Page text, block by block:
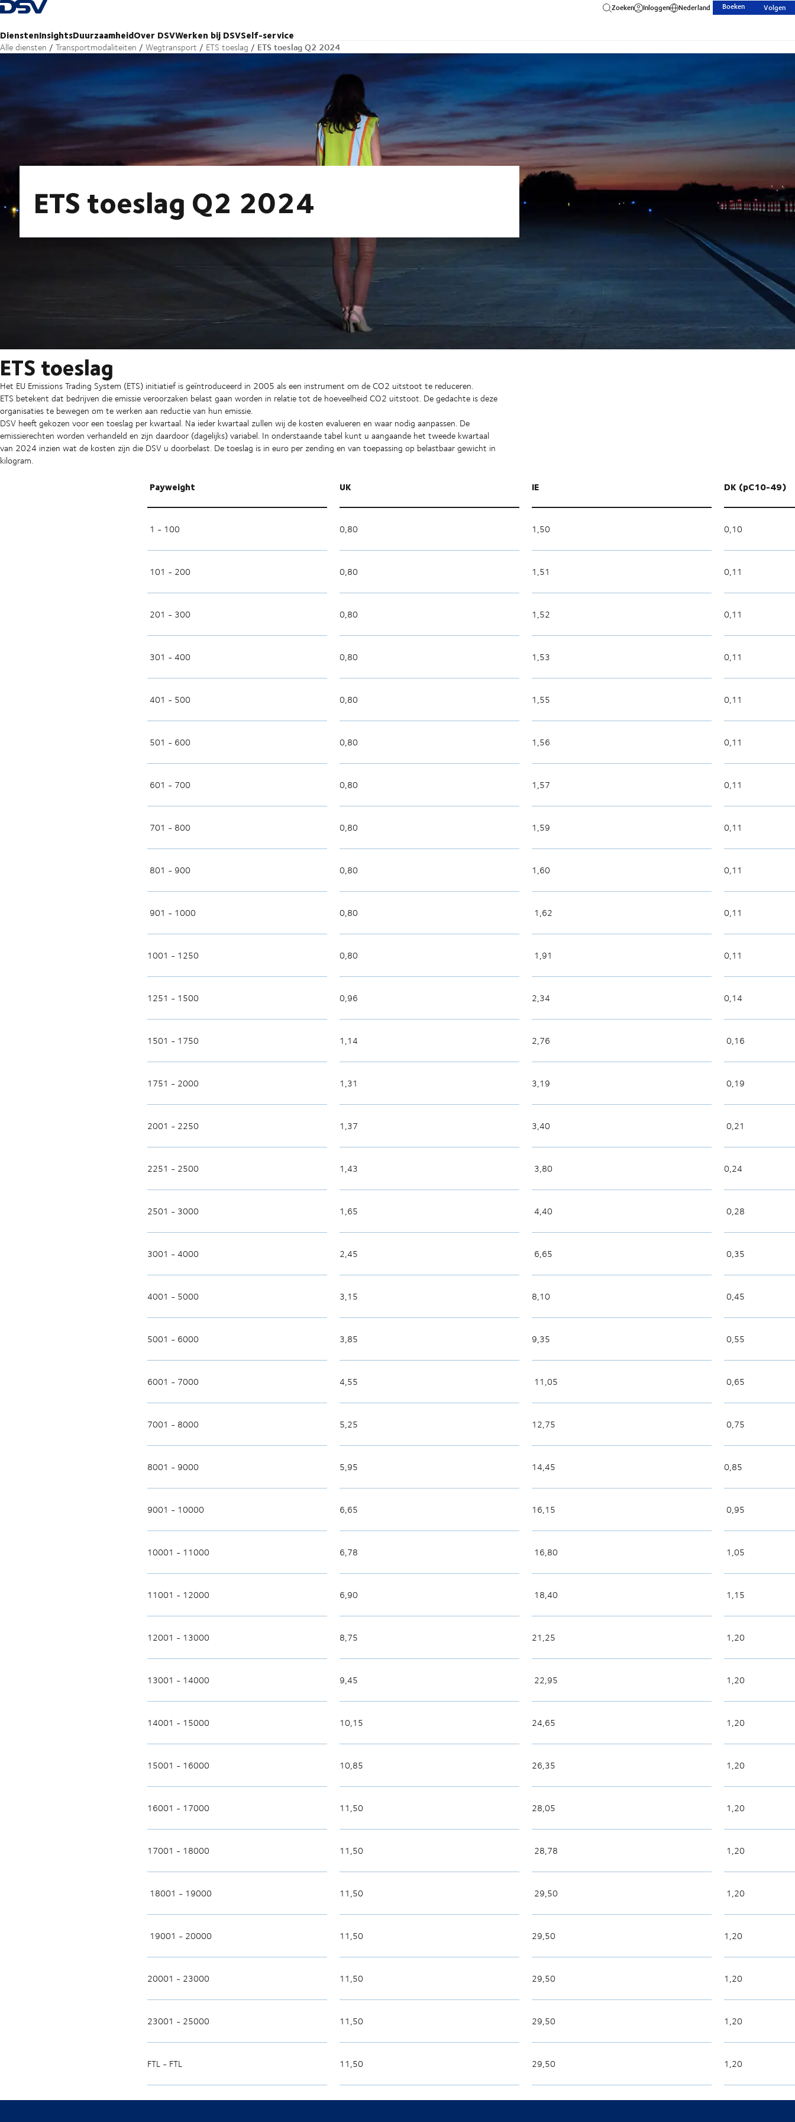
Terug naar startpagina
DienstenInsightsDuurzaamheidOver DSVWerken bij DSVSelf-service
Zoeken Inloggen Nederland Boeken Volgen
Alle diensten Transportmodaliteiten Wegtransport ETS toeslag ETS toeslag Q2 2024
ETS toeslag Q2 2024
ETS toeslag
Het EU Emissions Trading System (ETS) initiatief is geïntroduceerd in 2005 als een instrument om de CO2 uitstoot te reduceren.
ETS betekent dat bedrijven die emissie veroorzaken belast gaan worden in relatie tot de hoeveelheid CO2 uitstoot. De gedachte is deze
organisaties te bewegen om te werken aan reductie van hun emissie.
DSV heeft gekozen voor een toeslag per kwartaal. Na ieder kwartaal zullen wij de kosten evalueren en waar nodig aanpassen. De
emissierechten worden verhandeld en zijn daardoor (dagelijks) variabel. In onderstaande tabel kunt u aangaande het tweede kwartaal
van 2024 inzien wat de kosten zijn die DSV u doorbelast. De toeslag is in euro per zending en van toepassing op belastbaar gewicht in
kilogram.
Payweight UK IE DK (pC10-49)
1 - 100 0,80 1,50 0,10
101 - 200 0,80 1,51 0,11
201 - 300 0,80 1,52 0,11
301 - 400 0,80 1,53 0,11
401 - 500 0,80 1,55 0,11
501 - 600 0,80 1,56 0,11
601 - 700 0,80 1,57 0,11
701 - 800 0,80 1,59 0,11
801 - 900 0,80 1,60 0,11
901 - 1000 0,80 1,62 0,11
1001 - 1250 0,80 1,91 0,11
1251 - 1500 0,96 2,34 0,14
1501 - 1750 1,14 2,76 0,16
1751 - 2000 1,31 3,19 0,19
2001 - 2250 1,37 3,40 0,21
2251 - 2500 1,43 3,80 0,24
2501 - 3000 1,65 4,40 0,28
3001 - 4000 2,45 6,65 0,35
4001 - 5000 3,15 8,10 0,45
5001 - 6000 3,85 9,35 0,55
6001 - 7000 4,55 11,05 0,65
7001 - 8000 5,25 12,75 0,75
8001 - 9000 5,95 14,45 0,85
9001 - 10000 6,65 16,15 0,95
10001 - 11000 6,78 16,80 1,05
11001 - 12000 6,90 18,40 1,15
12001 - 13000 8,75 21,25 1,20
13001 - 14000 9,45 22,95 1,20
14001 - 15000 10,15 24,65 1,20
15001 - 16000 10,85 26,35 1,20
16001 - 17000 11,50 28,05 1,20
17001 - 18000 11,50 28,78 1,20
18001 - 19000 11,50 29,50 1,20
19001 - 20000 11,50 29,50 1,20
20001 - 23000 11,50 29,50 1,20
23001 - 25000 11,50 29,50 1,20
FTL - FTL 11,50 29,50 1,20